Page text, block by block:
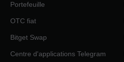
Portefeuille
OTC fiat
Bitget Swap
Centre d'applications Telegram